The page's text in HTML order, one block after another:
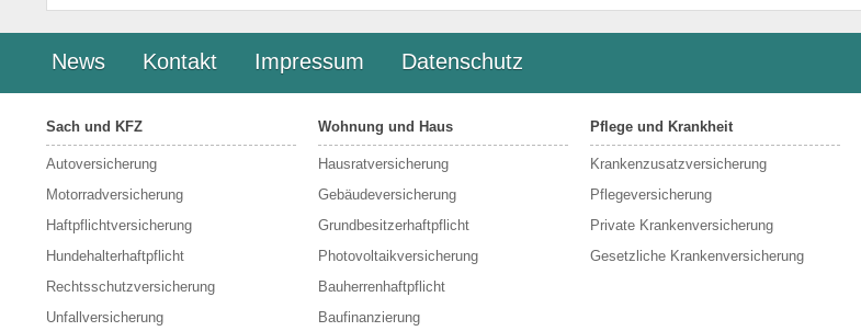
News Kontakt Impressum Datenschutz
Sach und KFZ
Autoversicherung
Motorradversicherung
Haftpflichtversicherung
Hundehalterhaftpflicht
Rechtsschutzversicherung
Unfallversicherung
Wohnung und Haus
Hausratversicherung
Gebäudeversicherung
Grundbesitzerhaftpflicht
Photovoltaikversicherung
Bauherrenhaftpflicht
Baufinanzierung
Pflege und Krankheit
Krankenzusatzversicherung
Pflegeversicherung
Private Krankenversicherung
Gesetzliche Krankenversicherung